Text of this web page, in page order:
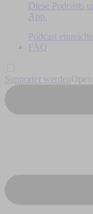
Diese Podcasts
App.
Podcast einreichen
FAQ
Supporter werden Open